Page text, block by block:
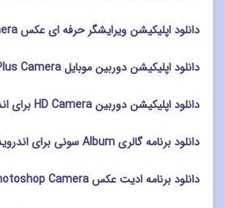
دانلود اپلیکیشن ویرایشگر حرفه ای عکس PIP Camera برای اندروید
دانلود اپلیکیشن دوربین موبایل OnePlus Camera برای اندروید
دانلود اپلیکیشن دوربین HD Camera برای اندروید
دانلود برنامه گالری Album سونی برای اندروید
دانلود برنامه ادیت عکس Photoshop Camera برای اندروید